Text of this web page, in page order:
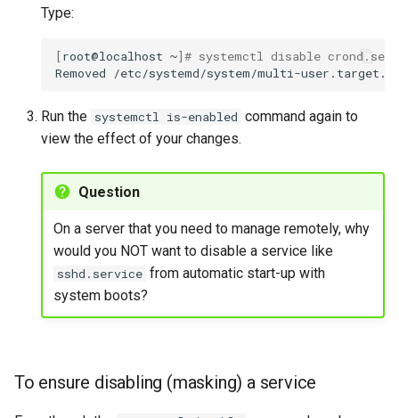
Type:
[root@localhost ~]# systemctl disable
Removed
Run the systemctl is-enabled command again to
view the effect of your changes.
Question
On a server that you need to manage remotely, why
would you NOT want to disable a service like
sshd.service from automatic start-up with
system boots?
To ensure disabling (masking) a service